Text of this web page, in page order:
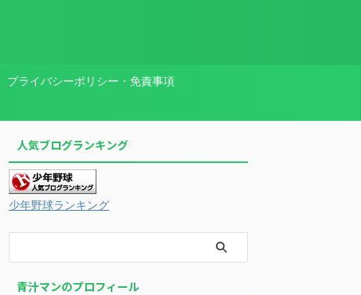
プライバシーポリシー・免責事項
人気ブログランキング
少年野球ランキング
青汁マンのプロフィール